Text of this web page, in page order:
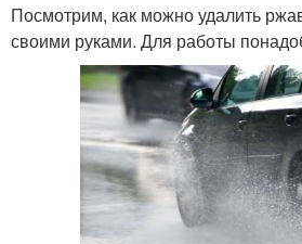
Посмотрим, как можно удалить
своими руками. Для работы